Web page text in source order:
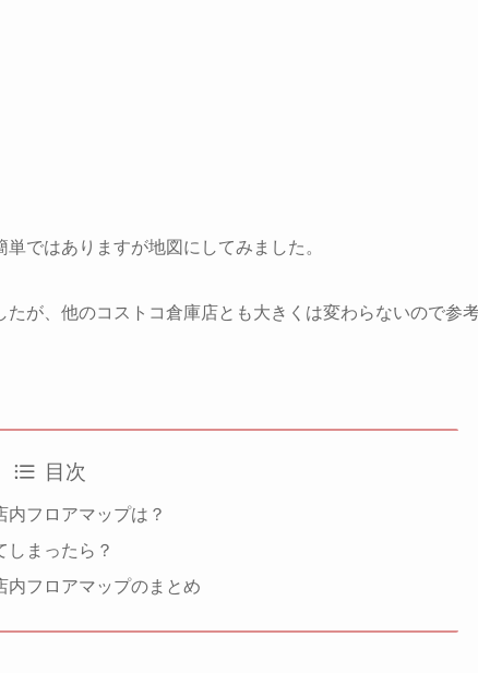
ではありますが地図にしてみました。
が、他のコストコ倉庫店とも大きくは変わらないので参
目次
フロアマップは？
しまったら？
内フロアマップのまとめ